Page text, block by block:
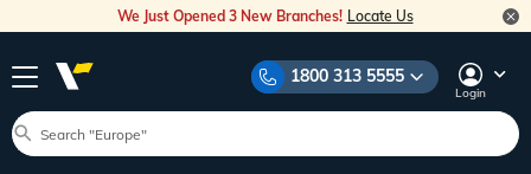
We Just Opened 3 New Branches! Locate Us
1800 313 5555
Login